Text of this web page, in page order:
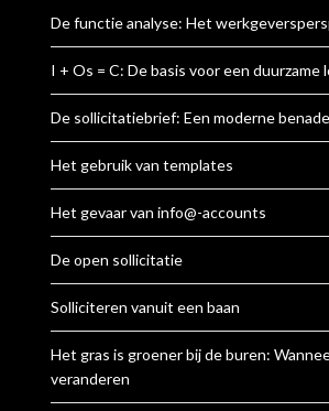
De functie analyse: Het
I + Os = C: De basis voor een duurzame
De sollicitatiebrief: Een moderne
Het gebruik van templates
Het gevaar van info@-accounts
De open sollicitatie
Solliciteren vanuit een baan
Het gras is groener bij de buren:
veranderen